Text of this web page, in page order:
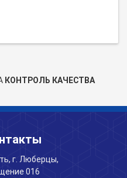
КОНТРОЛЬ КАЧЕСТВА
г. Люберцы,
016